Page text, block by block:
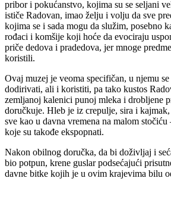
pribor i pokućanstvo, kojima su se seljani
ističe Radovan, imao želju i volju da sve
kojima se i sada mogu da služim, posebno
rođaci i komšije koji hoće da evociraju
priče dedova i pradedova, jer mnoge
koristili.
Ovaj muzej je veoma specifičan, u njemu
dodirivati, ali i koristiti, pa tako kustos
zemljanoj kalenici punoj mleka i drobljene
doručkuje. Hleb je iz crepulje, sira i
sve kao u davna vremena na malom
koje su takođe ekspopnati.
Nakon obilnog doručka, da bi doživljaj i
bio potpun, krene guslar podsećajući
davne bitke kojih je u ovim krajevima bilu